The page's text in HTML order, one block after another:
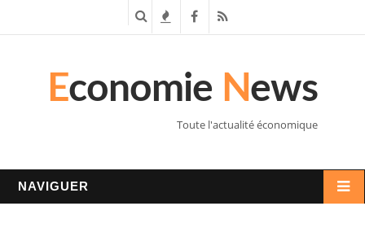
c n
F
c
R
S
Economie News
Toute l'actualité économique
NAVIGUER